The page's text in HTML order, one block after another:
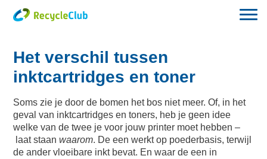
Het verschil tussen
inktcartridges en toner
Soms zie je door de bomen het bos niet meer. Of, in het
geval van inktcartridges en toners, heb je geen idee
welke van de twee je voor jouw printer moet hebben –
laat staanwaarom. De een werkt op poederbasis, terwijl
de ander vloeibare inkt bevat. En waar de een in